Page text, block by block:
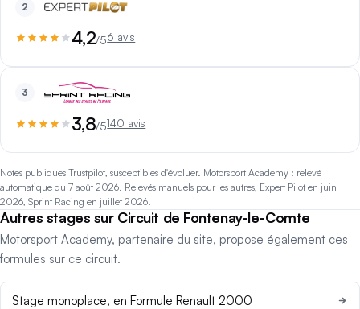
2
4,2/56 avis
3
3,8/5140 avis
Notes publiques Trustpilot, susceptibles d'évoluer. Motorsport Academy : relevé
automatique du 7 août 2026. Relevés manuels pour les autres, Expert Pilot en juin
2026, Sprint Racing en juillet 2026.
Autres stages sur Circuit de Fontenay-le-Comte
Motorsport Academy, partenaire du site, propose également ces
formules sur ce circuit.
Stage monoplace, en Formule Renault 2000